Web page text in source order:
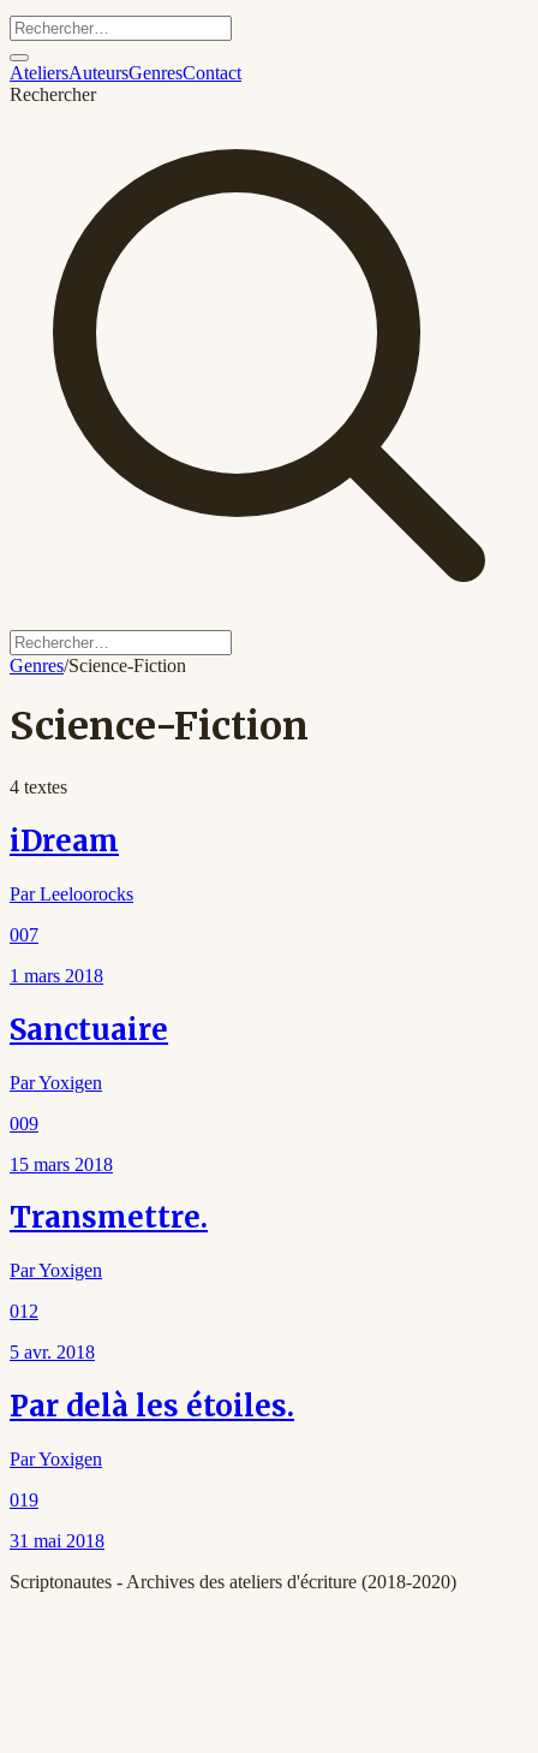
AteliersAuteursGenresContact
Rechercher
Genres/Science-Fiction
Science-Fiction
4 textes
iDream
Par Leeloorocks
007
1 mars 2018
Sanctuaire
ParYoxigen
009
15 mars 2018
Transmettre.
ParYoxigen
012
5 avr. 2018
Par delà les étoiles.
ParYoxigen
019
31 mai 2018
Scriptonautes - Archives des ateliers d'écriture (2018-2020)